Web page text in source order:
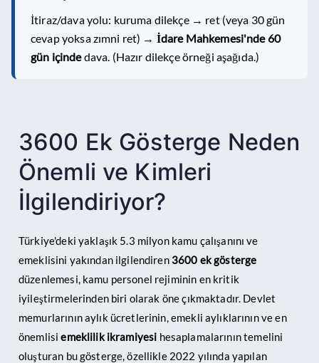
İtiraz/dava yolu: kuruma dilekçe → ret (veya 30 gün
cevap yoksa zımni ret) → İdare Mahkemesi'nde 60
gün içindedava. (Hazır dilekçe örneği aşağıda.)
3600 Ek Gösterge Neden
Önemli ve Kimleri
İlgilendiriyor?
Türkiye'deki yaklaşık 5.3 milyon kamu çalışanını ve
emeklisini yakından ilgilendiren 3600 ek gösterge
düzenlemesi, kamu personel rejiminin en kritik
iyileştirmelerinden biri olarak öne çıkmaktadır. Devlet
memurlarının aylık ücretlerinin, emekli aylıklarının ve en
önemlisiemeklilik ikramiyesi hesaplamalarının temelini
oluşturan bu gösterge, özellikle 2022 yılında yapılan